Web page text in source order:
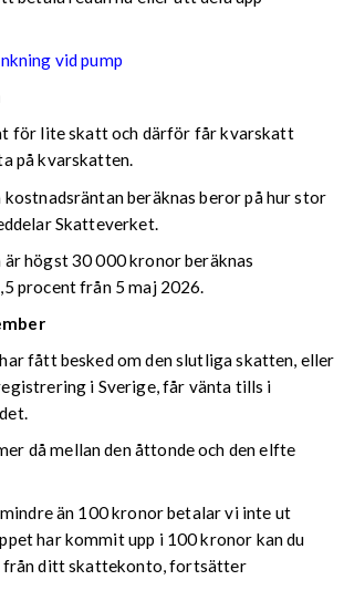
vid pump
för lite skatt och därför får kvarskatt
på kvarskatten.
beräknas beror på hur stor
Skatteverket.
högst 30 000 kronor beräknas
procent från 5 maj 2026.
fått besked om den slutliga skatten, eller
i Sverige, får vänta tills i
då mellan den åttonde och den elfte
än 100 kronor betalar vi inte ut
har kommit upp i 100 kronor kan du
från ditt skattekonto, fortsätter